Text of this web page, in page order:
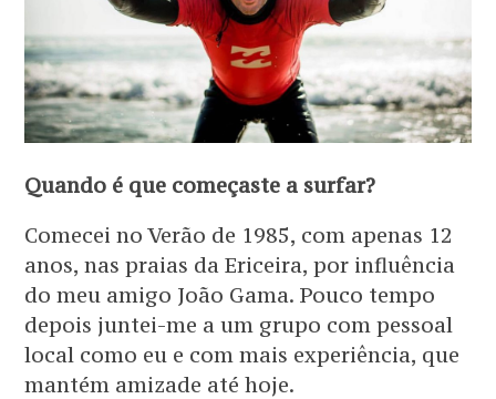
Quando é que começaste a surfar?
Comecei no Verão de 1985, com apenas 12
anos, nas praias da Ericeira, por influência
do meu amigo João Gama. Pouco tempo
depois juntei-me a um grupo com pessoal
local como eu e com mais experiência, que
mantém amizade até hoje.